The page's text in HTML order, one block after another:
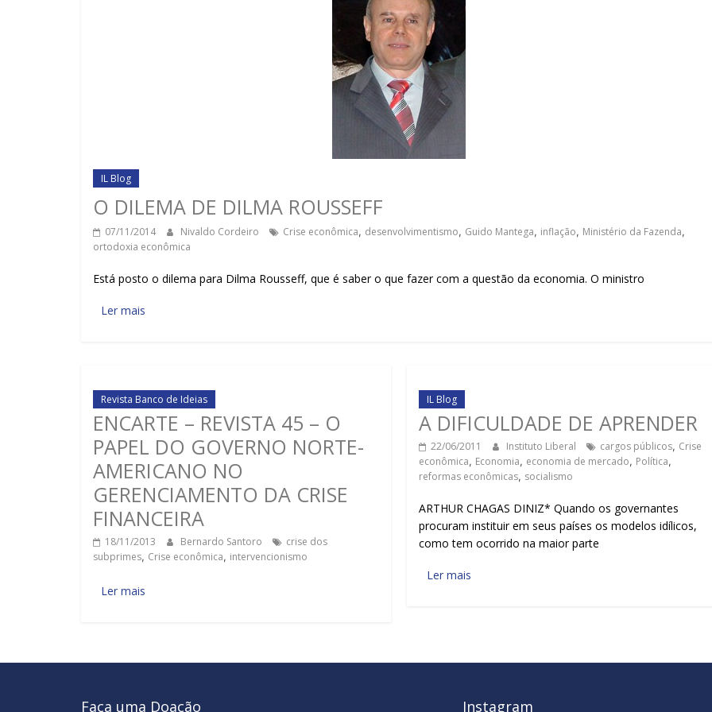
sociedade.
IL Blog
O DILEMA DE DILMA ROUSSEFF
07/11/2014 Nivaldo Cordeiro Crise econômica, desenvolvimentismo, Guido Mantega, inflação, Ministério da Fazenda,
ortodoxia econômica
Está posto o dilema para Dilma Rousseff, que é saber o que fazer com a questão da economia. O ministro
Ler mais
Revista Banco de Ideias
ENCARTE – REVISTA 45 – O
PAPEL DO GOVERNO NORTE-
AMERICANO NO
GERENCIAMENTO DA CRISE
FINANCEIRA
18/11/2013 Bernardo Santoro
crise dos
subprimes, Crise econômica, intervencionismo
Ler mais
IL Blog
A DIFICULDADE DE APRENDER
22/06/2011 Instituto Liberal cargos públicos, Crise
econômica, Economia, economia de mercado, Política,
reformas econômicas, socialismo
ARTHUR CHAGAS DINIZ* Quando os governantes
procuram instituir em seus países os modelos idílicos,
como tem ocorrido na maior parte
Ler mais
Faça uma Doação Instagram